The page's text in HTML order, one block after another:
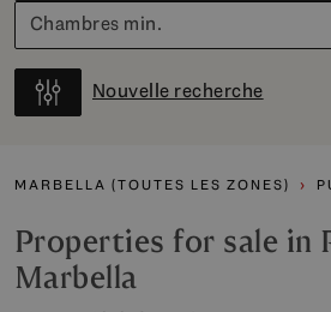
Chambres min.
Nouvelle recherche
MARBELLA (TOUTES LES ZONES)
Properties for sale in
Marbella